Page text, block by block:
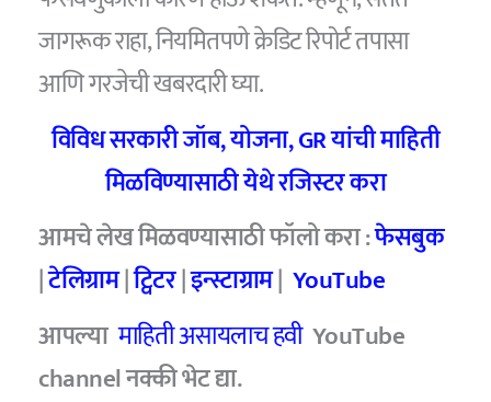
जागरूक राहा, नियमितपणे क्रेडिट रिपोर्ट तपासा
आणि गरजेची खबरदारी घ्या.
विविध सरकारी जॉब, योजना, GR यांची माहिती
मिळविण्यासाठी येथे रजिस्टर करा
आमचे लेख मिळवण्यासाठी फॉलो करा :फेसबुक
|टेलिग्राम|ट्विटर|इन्स्टाग्राम| YouTube
आपल्यामाहिती असायलाच हवी YouTube
channel नक्की भेट द्या.